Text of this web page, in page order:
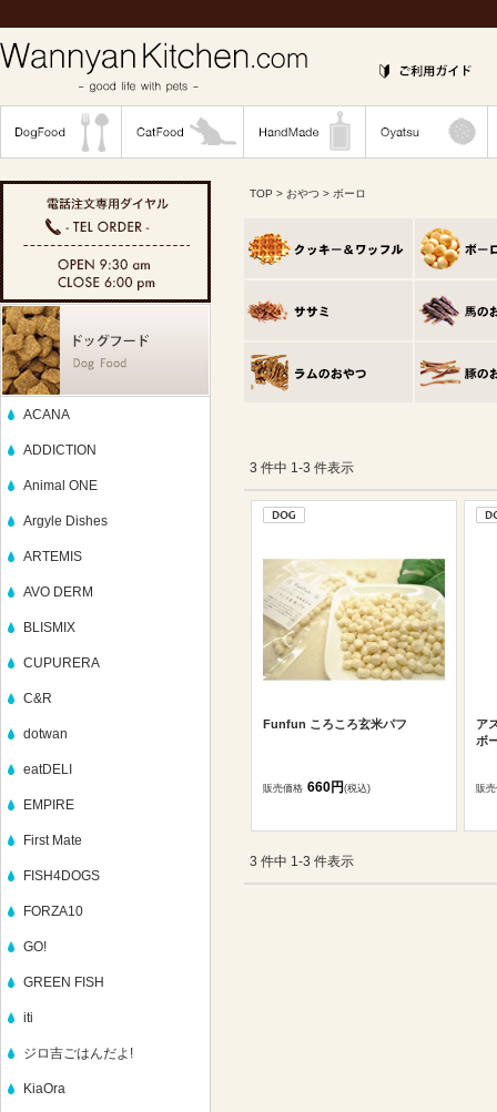
ACANA
ADDICTION
Animal ONE
Argyle Dishes
ARTEMIS
AVO DERM
BLISMIX
CUPURERA
C&R
dotwan
eatDELI
EMPIRE
First Mate
FISH4DOGS
FORZA10
GO!
GREEN FISH
iti
ジロ吉ごはんだよ!
KiaOra
TOP > おやつ > ボーロ
3 件中 1-3 件表示
Funfun ころころ玄米パフ
販売価格 660円(税込)
ア
ボ
販
3 件中 1-3 件表示